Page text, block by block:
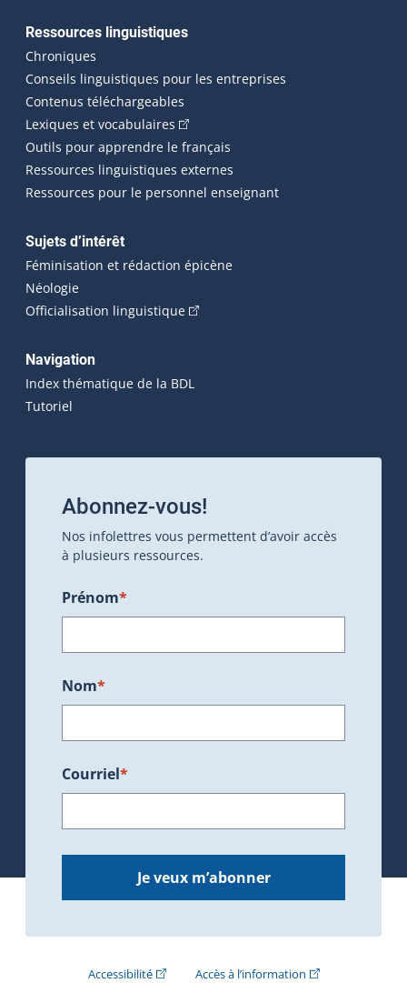
Ressources linguistiques
Chroniques
Conseils linguistiques pour les entreprises
Contenus téléchargeables
Lexiques et vocabulaires (Cet hyperlien externe s'ouvrira
Outils pour apprendre le français
Ressources linguistiques externes
Ressources pour le personnel enseignant
Sujets d’intérêt
Féminisation et rédaction épicène
Néologie
Officialisation linguistique(Cet hyperlien externe s'ouvrira
Navigation
Index thématique de la BDL
Tutoriel
Abonnez-vous!
Nos infolettres vous permettent d’avoir accès
à plusieurs ressources.
Prénom*
Nom*
Courriel*
Je veux m’abonner
Accessibilité(Cet hyperlien externe s'ouvrira dans une
Accès à l’information(Cet hyperlien